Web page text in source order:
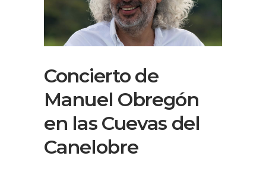
Concierto de
Manuel Obregón
en las Cuevas del
Canelobre